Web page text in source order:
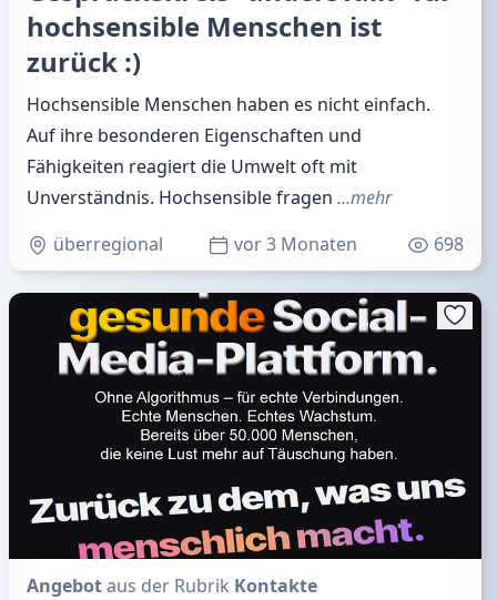
hochsensible Menschen ist
zurück :)
Hochsensible Menschen haben es nicht einfach.
Auf ihre besonderen Eigenschaften und
Fähigkeiten reagiert die Umwelt oft mit
Unverständnis. Hochsensible fragen …mehr
überregional
vor 3 Monaten 698
Angebotaus der Rubrik Kontakte